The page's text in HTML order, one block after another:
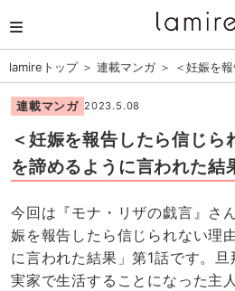
lamireトップ＞ 連載マンガ＞ ＜妊娠を
連載マンガ 2023.5.08
＜妊娠を報告したら信じら
を諦めるように言われた結
今回は『モナ・リザの戯言』さ
娠を報告したら信じられない理
に言われた結果」第1話です。
実家で生活することになった主